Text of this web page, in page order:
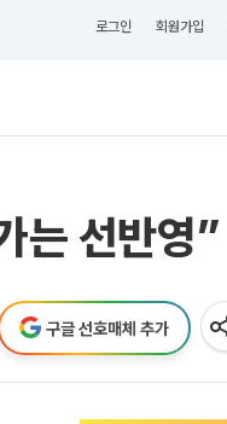
로그인 회원가입
는 선반영”
구글 선호매체 추가